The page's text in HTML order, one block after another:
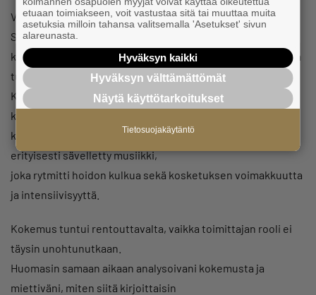
Vierailun aikana pääsin myös itse kokemaan lyhyen AUVO®
Snap -hoidon. Vaikka hoito
kesti vain noin viisi minuuttia, siitä jäi lämmin ja rauhoittava
tunne erityisesti niskahartiaseudulle.
Kyse ei ollut hieronnasta, vaan enemmänkin
kokonaisvaltaisesta läsnäolon ja
kosketuksen kokemuksesta. Hoidon tukena soi siihen
erityisesti sävelletty musiikki,
joka rytmitti hoidon kulkua sekä kosketuksen voimakkuutta
ja intensiivisyyttä.
Kokemus tuntui rentouttavalta, vaikka toimittajan rooli ei
täysin unohtunutkaan.
Huomasin samaan aikaan analysoivani kokemusta ja
miettiväni, miten siitä kirjoittaisin
etuaan toimiakseen, voit vastustaa sitä tai muuttaa muita
asetuksia milloin tahansa valitsemalla 'Asetukset' sivun
alareunasta.
Hyväksyn kaikki
Hyväksyn välttämättömät
Näytä käyttötarkoitukset
Tietosuojakäytäntö